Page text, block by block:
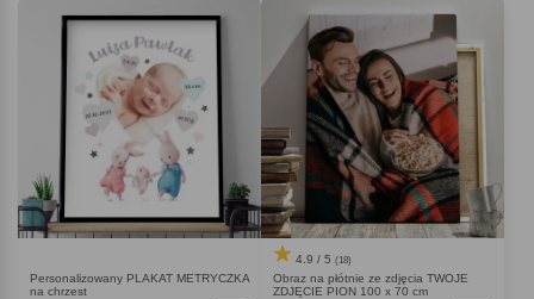
Personalizowany PLAKAT METRYCZKA
na chrzest
4.9 / 5 (18)
Obraz na płótnie ze zdjęcia TWOJE
ZDJĘCIE PION 100 x 70 cm